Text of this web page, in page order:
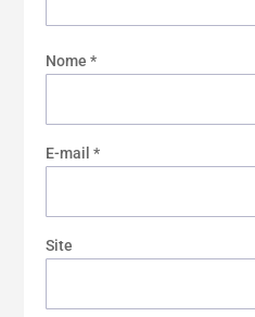
Nome*
E-mail*
Site